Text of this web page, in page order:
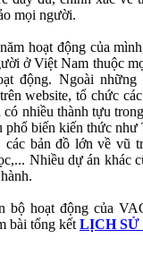
mọi người.
hoạt động của
ở Việt Nam thuộc
động. Ngoài những
website, tổ chức
nhiều thành tựu
phổ biến kiến thức
bản đồ lớn về vũ
Nhiều dự án khác
bộ hoạt động của
bài tổng kết LỊCH SỬ